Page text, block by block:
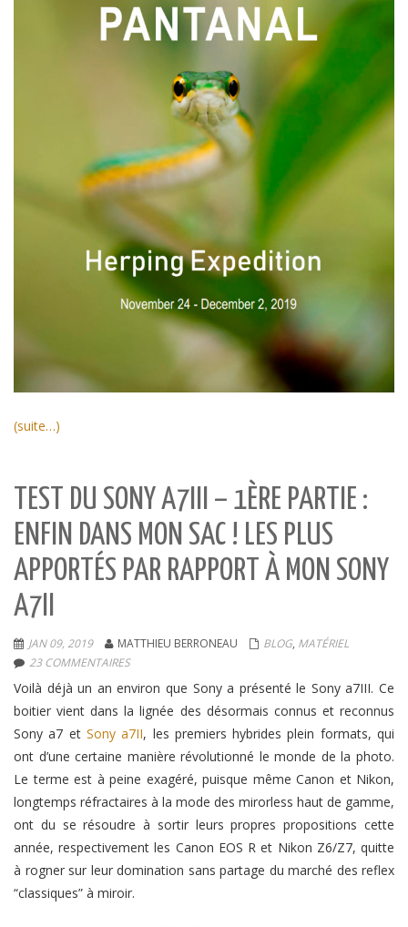
(suite…)
TEST DU SONY A7III – 1ÈRE PARTIE :
ENFIN DANS MON SAC ! LES PLUS
APPORTÉS PAR RAPPORT À MON SONY
A7II
JAN 09, 2019 MATTHIEU BERRONEAU BLOG, MATÉRIEL
23 COMMENTAIRES
Voilà déjà un an environ que Sony a présenté le Sony a7III. Ce
boitier vient dans la lignée des désormais connus et reconnus
Sony a7 et Sony a7II, les premiers hybrides plein formats, qui
ont d’une certaine manière révolutionné le monde de la photo.
Le terme est à peine exagéré, puisque même Canon et Nikon,
longtemps réfractaires à la mode des mirorless haut de gamme,
ont du se résoudre à sortir leurs propres propositions cette
année, respectivement les Canon EOS R et Nikon Z6/Z7, quitte
à rogner sur leur domination sans partage du marché des reflex
“classiques” à miroir.